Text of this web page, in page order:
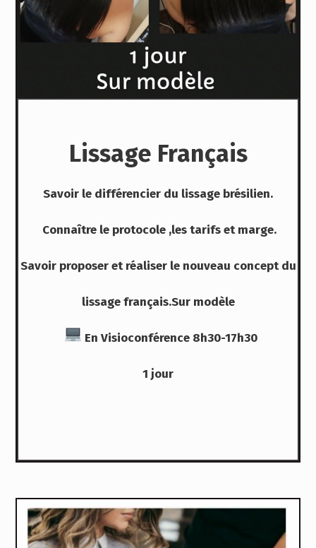
Lissage Français
Savoir le différencier du lissage brésilien.
Connaître le protocole ,les tarifs et marge.
Savoir proposeret réaliser le nouveau concept du
lissage français.Sur modèle
En Visioconférence 8h30-17h30
1 jour